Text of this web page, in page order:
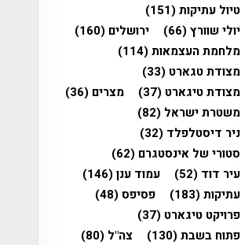
טיול עתיקות(151)
יולי שוורץ(66) ירושלים (160)
מלחמת העצמאות(114)
מצודת טגארט (33)
מצודת טיגארט (37) מצרים (36)
משטרת ישראל (82)
ניר דיסטלפלד (32)
סטורי של אינסטגרם (62)
עיר דוד (52) עמוד ענן(146)
עתיקות(183) פסיפס(48)
פרויקט טיגארט (37)
פתוח בשבת(130) צה"ל (80)